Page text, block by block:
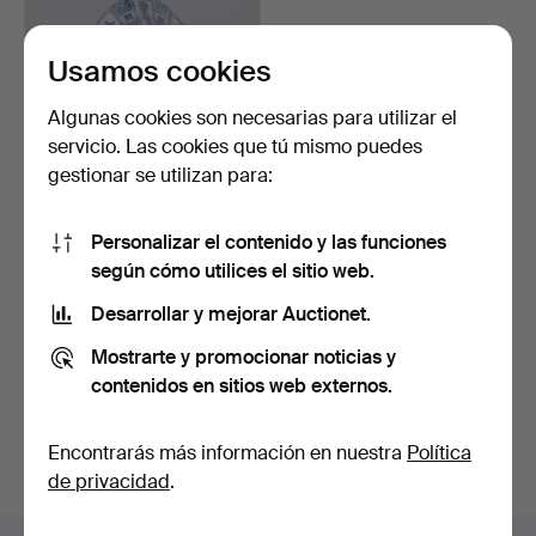
Kraak, posiblemen…
85 USD
Suscribir búsqueda
subastas concluidas.
Usamos cookies
Algunas cookies son necesarias para utilizar el
servicio. Las cookies que tú mismo puedes
gestionar se utilizan para:
Personalizar el contenido y las funciones
según cómo utilices el sitio web.
Desarrollar y mejorar Auctionet.
Mostrarte y promocionar noticias y
contenidos en sitios web externos.
Encontrarás más información en nuestra Política
de privacidad.